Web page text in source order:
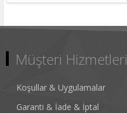
Müşteri Hizmetleri
Koşullar & Uygulamalar
Garanti & İade & İptal